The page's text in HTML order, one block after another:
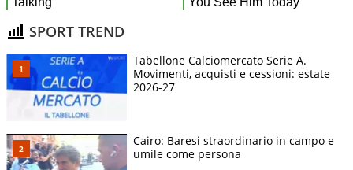
SPORT TREND
Tabellone Calciomercato Serie A.
Movimenti, acquisti e cessioni: estate
2026-27
Cairo: Baresi straordinario in campo e
umile come persona